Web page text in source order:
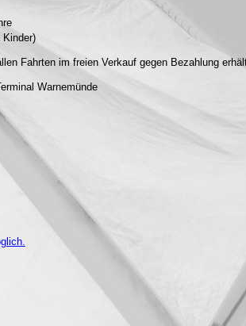
Kinder)
Fahrten im freien Verkauf gegen Bezahlung
Warnemünde